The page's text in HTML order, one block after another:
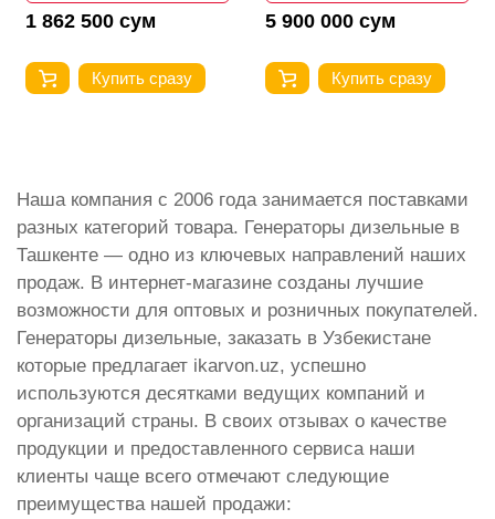
1 862 500 сум
Купить сразу
5 900 000 сум
Купить сразу
Наша компания с 2006 года занимается поставками
разных категорий товара. Генераторы дизельные в
Ташкенте — одно из ключевых направлений наших
продаж. В интернет-магазине созданы лучшие
возможности для оптовых и розничных покупателей.
Генераторы дизельные, заказать в Узбекистане
которые предлагает ikarvon.uz, успешно
используются десятками ведущих компаний и
организаций страны. В своих отзывах о качестве
продукции и предоставленного сервиса наши
клиенты чаще всего отмечают следующие
преимущества нашей продажи: